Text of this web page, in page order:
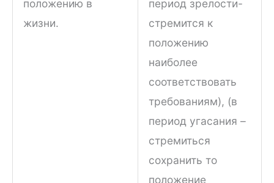
положению в
жизни.
период зрелости-
стремится к
положению
наиболее
соответствовать
требованиям), (в
период угасания –
стремиться
сохранить то
положение